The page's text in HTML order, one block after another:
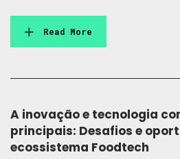
Read More
A inovação e tecnologia
principais: Desafios e
ecossistema Foodtech